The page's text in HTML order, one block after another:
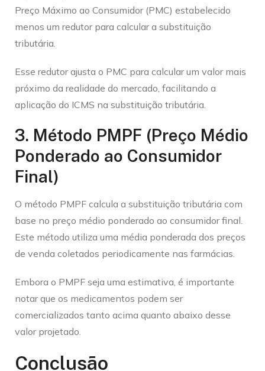
Preço Máximo ao Consumidor (PMC) estabelecido
menos um redutor para calcular a substituição
tributária.
Esse redutor ajusta o PMC para calcular um valor mais
próximo da realidade do mercado, facilitando a
aplicação do ICMS na substituição tributária.
3. Método PMPF (Preço Médio
Ponderado ao Consumidor
Final)
O método PMPF calcula a substituição tributária com
base no preço médio ponderado ao consumidor final.
Este método utiliza uma média ponderada dos preços
de venda coletados periodicamente nas farmácias.
Embora o PMPF seja uma estimativa, é importante
notar que os medicamentos podem ser
comercializados tanto acima quanto abaixo desse
valor projetado.
Conclusão